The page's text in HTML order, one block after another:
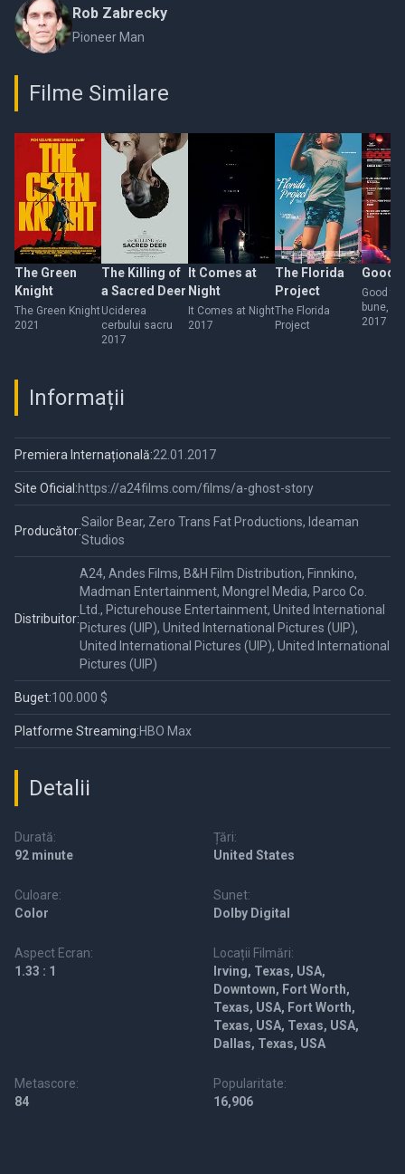
Rob Zabrecky
Pioneer Man
Filme Similare
The Green
Knight
The Green Knight
2021
The Killing of
a Sacred Deer
Uciderea
cerbului sacru
2017
It Comes at
Night
It Comes at Night
2017
The Florida
Project
The Florida
Project
Good
Good
bune, o
placa
2017
Informații
Premiera Internațională:22.01.2017
Site Oficial:https://a24films.com/films/a-ghost-story
Producător:
Sailor Bear, Zero Trans Fat Productions, Ideaman
Studios
Distribuitor:
A24, Andes Films, B&H Film Distribution, Finnkino,
Madman Entertainment, Mongrel Media, Parco Co.
Ltd., Picturehouse Entertainment, United International
Pictures (UIP), United International Pictures (UIP),
United International Pictures (UIP), United International
Pictures (UIP)
Buget:100.000 $
Platforme Streaming:HBO Max
Detalii
Durată:
92 minute
Țări:
United States
Culoare:
Color
Sunet:
Dolby Digital
Aspect Ecran:
1.33 : 1
Locații Filmări:
Irving, Texas, USA,
Downtown, Fort Worth,
Texas, USA, Fort Worth,
Texas, USA, Texas, USA,
Dallas, Texas, USA
Metascore:
84
Popularitate:
16,906